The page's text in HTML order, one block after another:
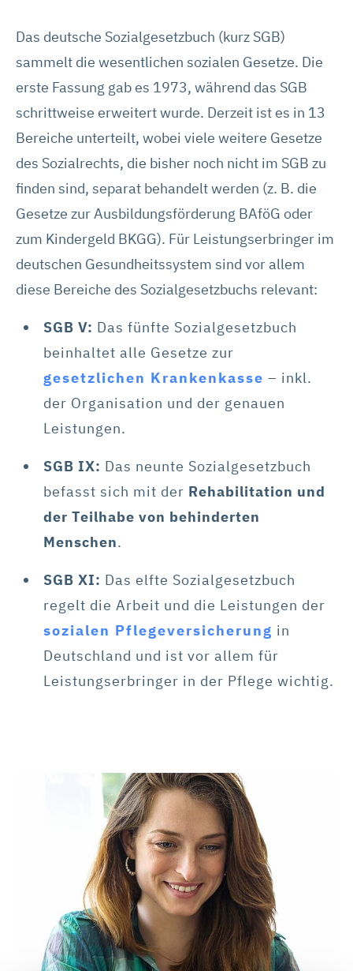
Das deutsche Sozialgesetzbuch (kurz SGB)
sammelt die wesentlichen sozialen Gesetze. Die
erste Fassung gab es 1973, während das SGB
schrittweise erweitert wurde. Derzeit ist es in 13
Bereiche unterteilt, wobei viele weitere Gesetze
des Sozialrechts, die bisher noch nicht im SGB zu
finden sind, separat behandelt werden (z. B. die
Gesetze zur Ausbildungsförderung BAföG oder
zum Kindergeld BKGG). Für Leistungserbringer im
deutschen Gesundheitssystem sind vor allem
diese Bereiche des Sozialgesetzbuchs relevant:
SGB V: Das fünfte Sozialgesetzbuch
beinhaltet alle Gesetze zur
gesetzlichen Krankenkasse – inkl.
der Organisation und der genauen
Leistungen.
SGB IX: Das neunte Sozialgesetzbuch
befasst sich mit der Rehabilitation und
der Teilhabe von behinderten
Menschen.
SGB XI: Das elfte Sozialgesetzbuch
regelt die Arbeit und die Leistungen der
sozialen Pflegeversicherung in
Deutschland und ist vor allem für
Leistungserbringer in der Pflege wichtig.